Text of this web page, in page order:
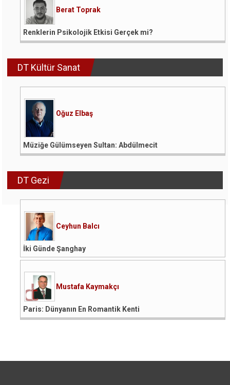
Berat Toprak
Renklerin Psikolojik Etkisi Gerçek mi?
DT Kültür Sanat
Oğuz Elbaş
Müziğe Gülümseyen Sultan: Abdülmecit
DT Gezi
Ceyhun Balcı
İki Günde Şanghay
Mustafa Kaymakçı
Paris: Dünyanın En Romantik Kenti